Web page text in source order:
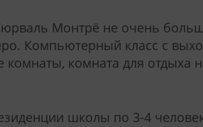
Монтрё не очень
Компьютерный класс с
комнаты, комната для отдыха
школы по 3-4